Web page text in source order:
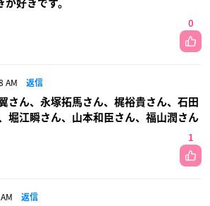
が好きです。
0
AM 返信
さん、永塚拓馬さん、梶裕貴さん、石田
堀江瞬さん、山本和臣さん、福山潤さん
1
返信